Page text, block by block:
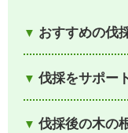
おすすめの伐
伐採をサポー
伐採後の木の